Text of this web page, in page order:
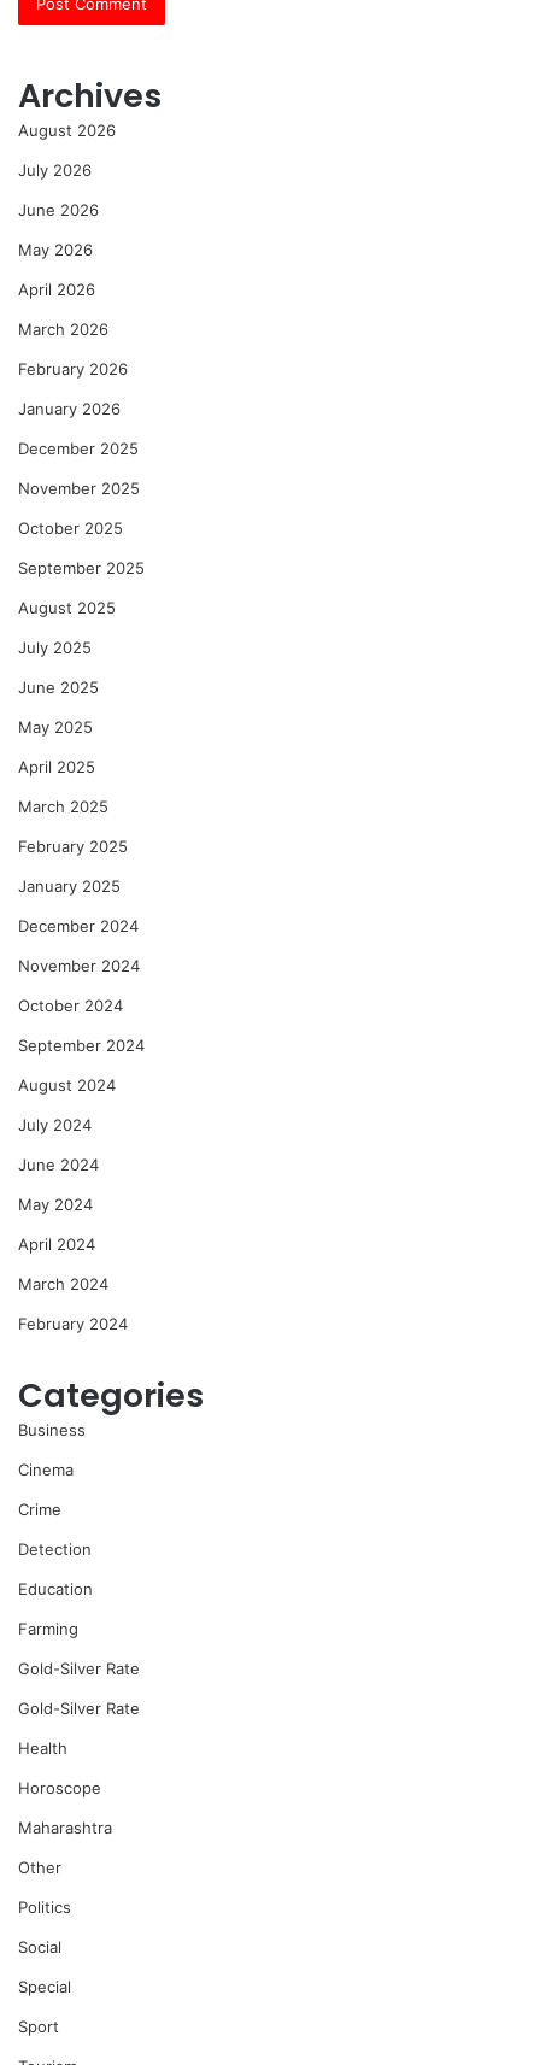
Archives
August 2026
July 2026
June 2026
May 2026
April 2026
March 2026
February 2026
January 2026
December 2025
November 2025
October 2025
September 2025
August 2025
July 2025
June 2025
May 2025
April 2025
March 2025
February 2025
January 2025
December 2024
November 2024
October 2024
September 2024
August 2024
July 2024
June 2024
May 2024
April 2024
March 2024
February 2024
Categories
Business
Cinema
Crime
Detection
Education
Farming
Gold-Silver Rate
Gold-Silver Rate
Health
Horoscope
Maharashtra
Other
Politics
Social
Special
Sport